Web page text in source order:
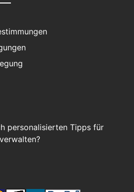
personalisierten Tipps für